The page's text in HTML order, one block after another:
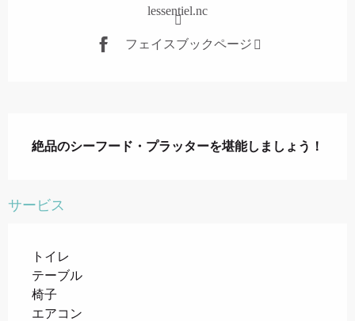
lessentiel.nc
フェイスブックページ
絶品のシーフード・プラッターを堪能しましょう！
サービス
トイレ
テーブル
椅子
エアコン